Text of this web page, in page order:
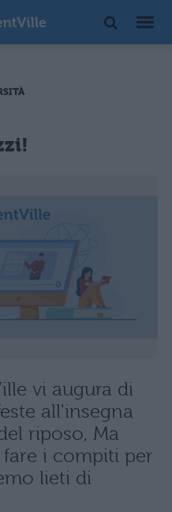
vi augura di
all'insegna
riposo, Ma
i compiti per
lieti di